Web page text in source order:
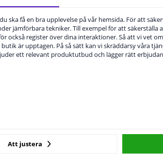
ORIGINALNUMMER
ska få en bra upplevelse på vår hemsida. För att
jämförbara tekniker. Till exempel för att
också register över dina interaktioner. Så att vi vet
är upptagen. På så sätt kan vi skräddarsy våra
ett relevant produktutbud och lägger rätt
Att justera